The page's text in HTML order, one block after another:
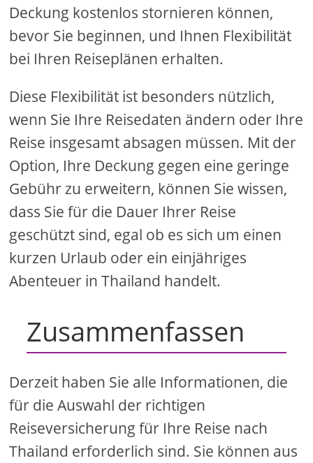
Deckung kostenlos stornieren können,
bevor Sie beginnen, und Ihnen Flexibilität
bei Ihren Reiseplänen erhalten.
Diese Flexibilität ist besonders nützlich,
wenn Sie Ihre Reisedaten ändern oder Ihre
Reise insgesamt absagen müssen. Mit der
Option, Ihre Deckung gegen eine geringe
Gebühr zu erweitern, können Sie wissen,
dass Sie für die Dauer Ihrer Reise
geschützt sind, egal ob es sich um einen
kurzen Urlaub oder ein einjähriges
Abenteuer in Thailand handelt.
Zusammenfassen
Derzeit haben Sie alle Informationen, die
für die Auswahl der richtigen
Reiseversicherung für Ihre Reise nach
Thailand erforderlich sind. Sie können aus